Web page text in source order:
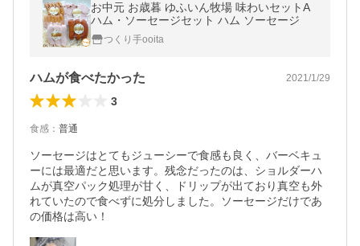
お中元 お歳暮 ゆふいん牧場 味わいセットA
ハム・ソーセージセット ハム ソーセージ
つくり手ooita
ハムが食べたかった 2021/1/29
3
食感 ： 普通
ソーセージはとてもジューシーで食感も良く、バーベキュ
ーには最適だと思います。残念だったのは、ショルダーハ
ムが真空パック処理が甘く、ドリップが出ており真空も外
れていたので食べずに処分しました。ソーセージだけであ
の価格は高い！